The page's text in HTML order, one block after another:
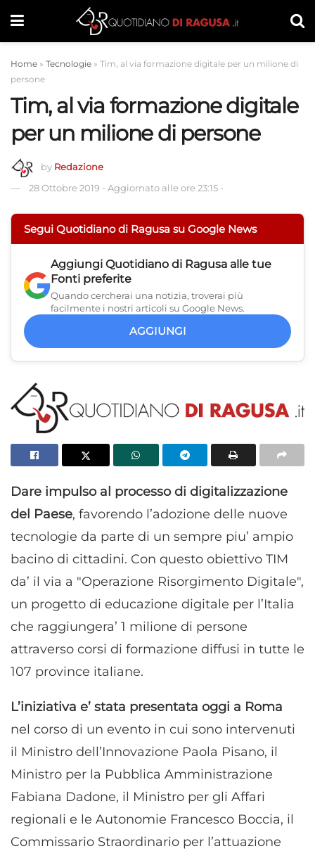
Home » Tecnologie » Tim, al via formazione digitale per un milione di
persone
Tim, al via formazione digitale
per un milione di persone
by Redazione
28 Ottobre 2019 - Aggiornato alle ore 23:15 -
Segui Quotidiano di Ragusa su Google News
Aggiungi Quotidiano di Ragusa alle tue
Fonti preferite
Quando cercherai una notizia, troverai più
facilmente i nostri articoli su Google News.
AGGIUNGI
Dare impulso al processo di digitalizzazione
del Paese, favorendo l’adozione delle nuove
tecnologie da parte di un sempre piu’ ampio
bacino di cittadini. Con questo obiettivo TIM
da’ il via a "Operazione Risorgimento Digitale",
un progetto di educazione digitale per l’Italia
che raggiungera’ 1 milione di persone
attraverso corsi di formazione diffusi in tutte le
107 province italiane.
L’iniziativa e’ stata presentata oggi a Roma
nel corso di un evento in cui sono intervenuti
il Ministro dell’Innovazione Paola Pisano, il
Ministro per la Pubblica Amministrazione
Fabiana Dadone, il Ministro per gli Affari
regionali e le Autonomie Francesco Boccia, il
Commissario Straordinario per l’attuazione